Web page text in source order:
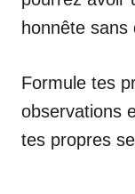
honnête
Formule tes
observations
tes propres